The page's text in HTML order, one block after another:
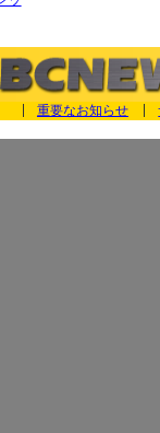
重要なお知らせ